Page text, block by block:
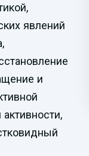
явлений
и